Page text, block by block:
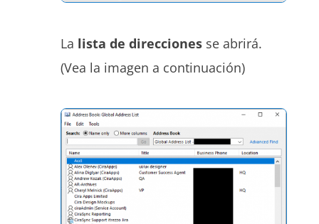
La lista de direccionesse abrirá.
(Vea la imagen a continuación)